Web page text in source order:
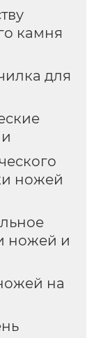
камня
для
ножей
ножей и
на